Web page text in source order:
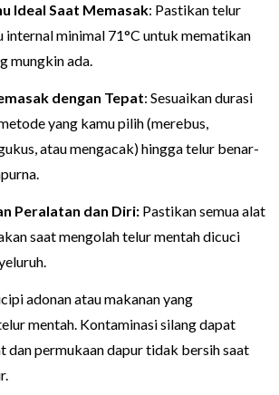
Ideal Saat Memasak: Pastikan telur
internal minimal 71°C untuk mematikan
mungkin ada.
dengan Tepat: Sesuaikan durasi
yang kamu pilih (merebus,
atau mengacak) hingga telur benar-
Peralatan dan Diri: Pastikan semua alat
saat mengolah telur mentah dicuci
adonan atau makanan yang
mentah. Kontaminasi silang dapat
dan permukaan dapur tidak bersih saat